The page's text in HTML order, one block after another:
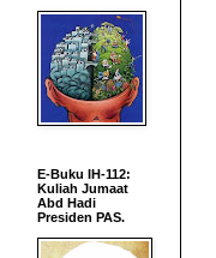
E-Buku IH-112:
Kuliah Jumaat
Abd Hadi
Presiden PAS.